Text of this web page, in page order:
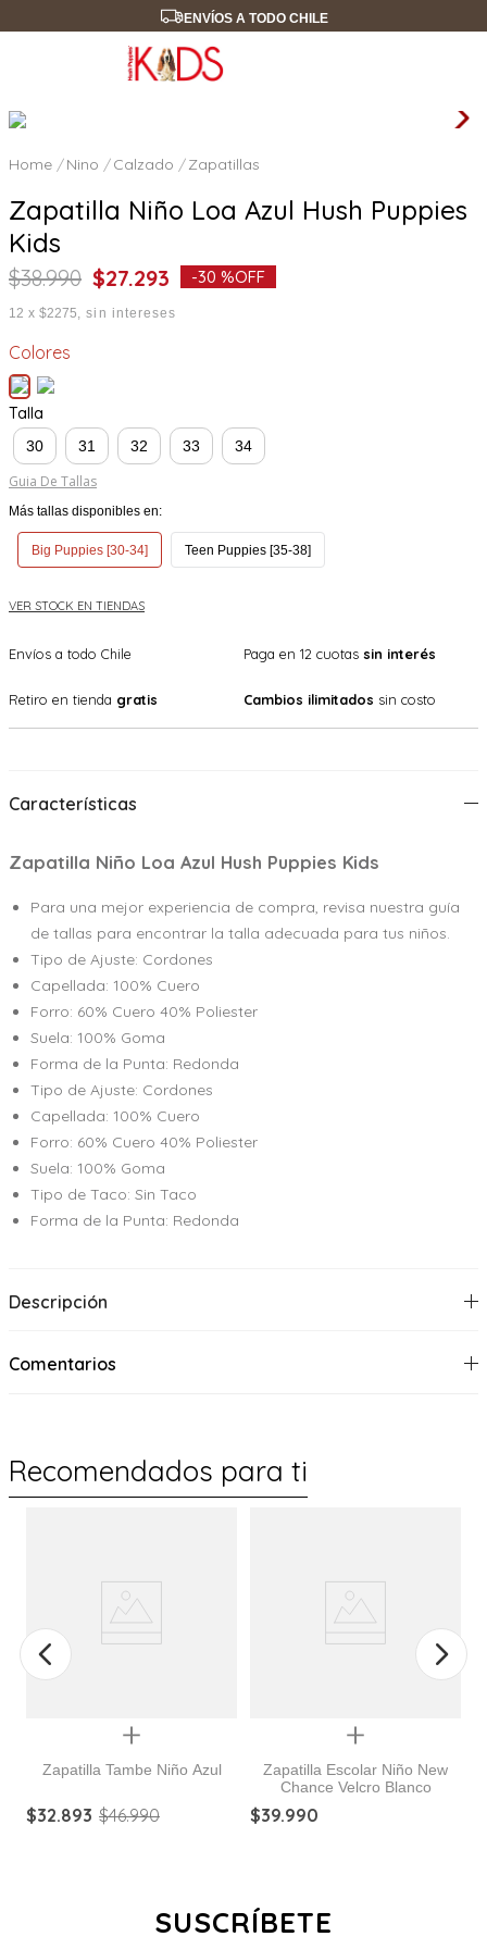
ENVÍOS A TODO CHILE
Nino Calzado Zapatillas
Zapatilla Niño Loa Azul Hush Puppies
Kids
$38.990 $27.293 -30 %OFF
12 x $2275 sin intereses
Colores
Talla
30 31 32 33 34
Guia De Tallas
Más tallas disponibles en:
Big Puppies [30-34] Teen Puppies [35-38]
VER STOCK EN TIENDAS
Envíos a todo Chile Paga en 12 cuotas sin interés
Retiro en tienda gratis Cambios ilimitados sin costo
Características
Zapatilla Niño Loa Azul Hush Puppies Kids
Para una mejor experiencia de compra, revisa nuestra guía
de tallas para encontrar la talla adecuada para tus niños.
Tipo de Ajuste: Cordones
Capellada: 100% Cuero
Forro: 60% Cuero 40% Poliester
Suela: 100% Goma
Forma de la Punta: Redonda
Tipo de Ajuste: Cordones
Capellada: 100% Cuero
Forro: 60% Cuero 40% Poliester
Suela: 100% Goma
Tipo de Taco: Sin Taco
Forma de la Punta: Redonda
Descripción
Comentarios
Recomendados para ti
Quickview
Zapatilla Tambe Niño Azul
$32.893 $46.990
Quickview
Zapatilla Escolar Niño New
Chance Velcro Blanco
$39.990
SUSCRÍBETE